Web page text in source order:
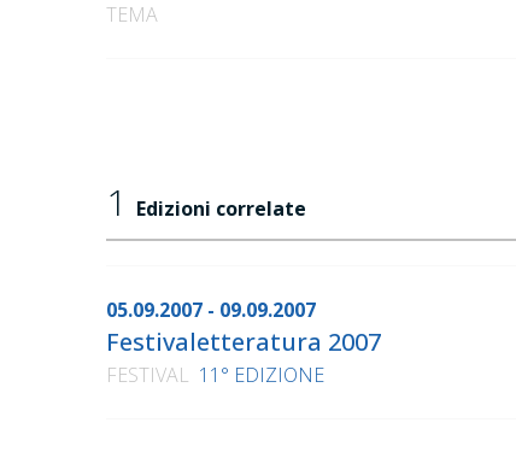
TEMA
1 Edizioni correlate
05.09.2007 - 09.09.2007
Festivaletteratura 2007
FESTIVAL 11° EDIZIONE